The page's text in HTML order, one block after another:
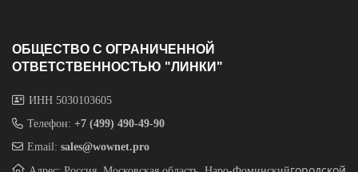
ОБЩЕСТВО С ОГРАНИЧЕННОЙ
ОТВЕТСТВЕННОСТЬЮ "ЛИНКИ"
ИНН 5030103605
Телефон: +7 (499) 490-49-90
Email: sales@wownet.pro